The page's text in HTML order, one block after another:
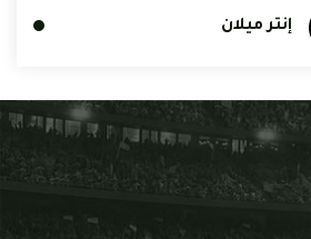
إنتر ميلان